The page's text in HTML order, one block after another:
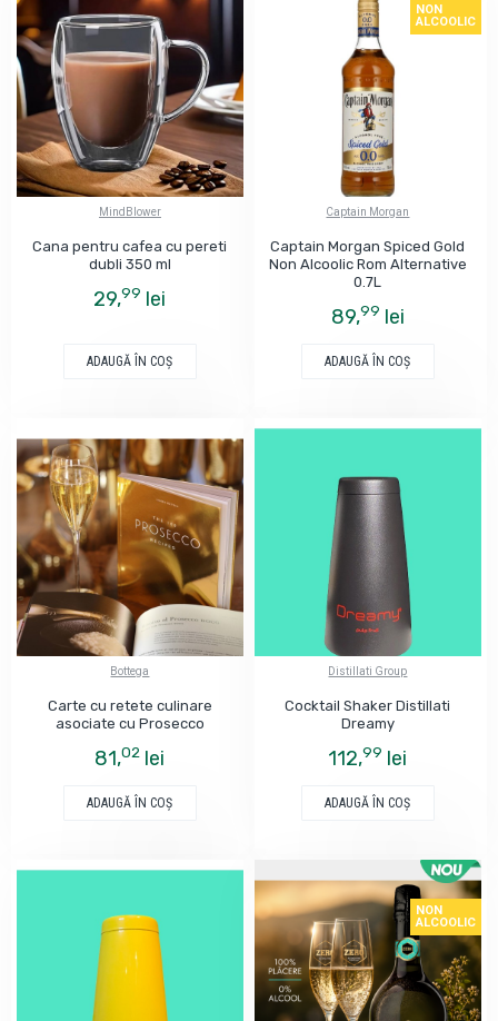
MindBlower
Cana pentru cafea cu pereti
dubli 350 ml
29,99 lei
ADAUGĂ ÎN COŞ
NON
ALCOOLIC
Captain Morgan
Captain Morgan Spiced Gold
Non Alcoolic Rom Alternative
0.7L
89,99 lei
ADAUGĂ ÎN COŞ
Bottega
Carte cu retete culinare
asociate cu Prosecco
81,02 lei
ADAUGĂ ÎN COŞ
Distillati Group
Cocktail Shaker Distillati
Dreamy
112,99 lei
ADAUGĂ ÎN COŞ
NON
ALCOOLIC